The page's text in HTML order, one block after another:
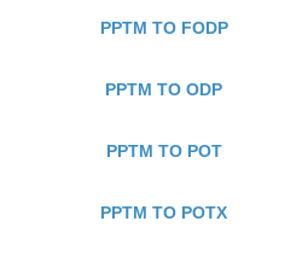
PPTM TO FODP
PPTM TO ODP
PPTM TO POT
PPTM TO POTX